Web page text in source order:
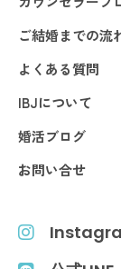
ご結婚までの流
よくある質問
IBJについて
婚活ブログ
お問い合せ